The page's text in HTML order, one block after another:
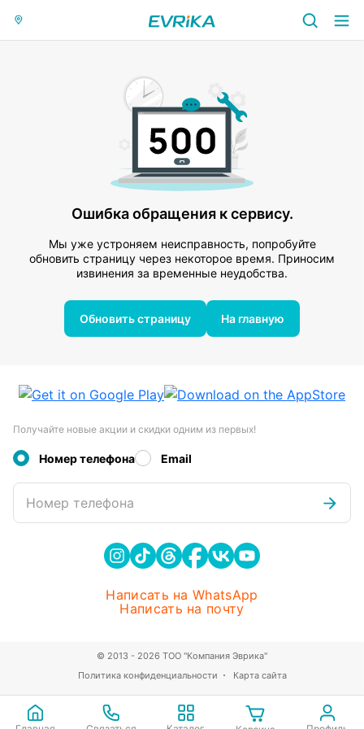
Ошибка обращения к сервису.
Мы уже устроняем неисправность, попробуйте
обновить страницу через некоторое время. Приносим
извинения за временные неудобства.
Обновить страницу На главную
Получайте новые акции и скидки одним из первых!
Номер телефона Email
Номер телефона
Написать на WhatsApp
Написать на почту
Политика конфиденциальности Карта сайта
© 2013 - 2026 ТОО "Компания Эврика"